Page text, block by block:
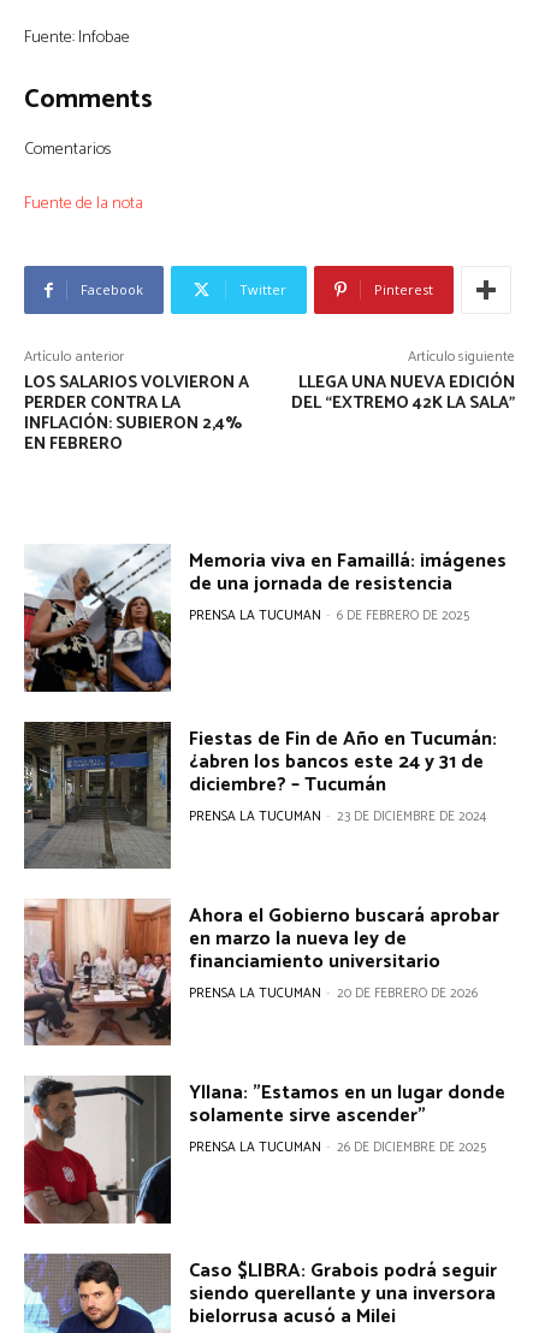
Fuente: Infobae
Comments
Comentarios
Fuente de la nota
Facebook Twitter Pinterest
Artículo anterior
LOS SALARIOS VOLVIERON A
PERDER CONTRA LA
INFLACIÓN: SUBIERON 2,4%
EN FEBRERO
Artículo siguiente
LLEGA UNA NUEVA EDICIÓN
DEL “EXTREMO 42K LA SALA”
Memoria viva en Famaillá: imágenes
de una jornada de resistencia
PRENSA LA TUCUMAN - 6 DE FEBRERO DE 2025
Fiestas de Fin de Año en Tucumán:
¿abren los bancos este 24 y 31 de
diciembre? – Tucumán
PRENSA LA TUCUMAN - 23 DE DICIEMBRE DE 2024
Ahora el Gobierno buscará aprobar
en marzo la nueva ley de
financiamiento universitario
PRENSA LA TUCUMAN - 20 DE FEBRERO DE 2026
Yllana: "Estamos en un lugar donde
solamente sirve ascender"
PRENSA LA TUCUMAN - 26 DE DICIEMBRE DE 2025
Caso $LIBRA: Grabois podrá seguir
siendo querellante y una inversora
bielorrusa acusó a Milei